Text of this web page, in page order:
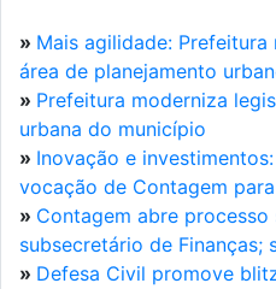
» Mais agilidade:
área de planejamento
» Prefeitura moderniza
urbana do município
» Inovação e
vocação de Contagem
» Contagem abre processo
subsecretário de Finanças;
» Defesa Civil promove